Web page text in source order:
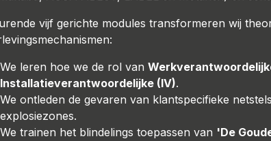
vijf gerichte modules transformeren wij
We leren hoe we de rol van
Installatieverantwoordelijke (IV).
We ontleden de gevaren van klantspecifieke
explosiezones.
We trainen het blindelings toepassen van 'De